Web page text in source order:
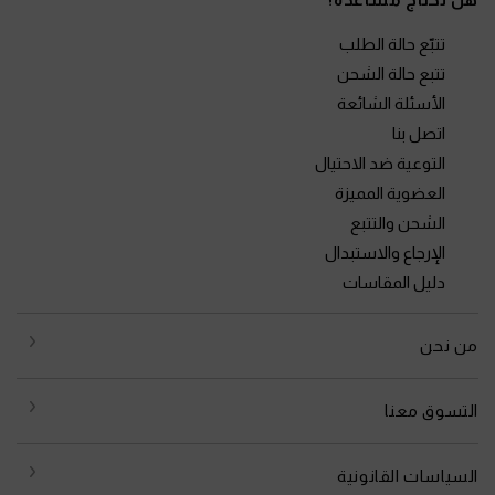
تتبّع حالة الطلب
تتبع حالة الشحن
الأسئلة الشائعة
اتصل بنا
التوعية ضد الاحتيال
العضوية المميزة
الشحن والتتبع
الإرجاع والاستبدال
دليل المقاسات
من نحن
التسوق معنا
السياسات القانونية